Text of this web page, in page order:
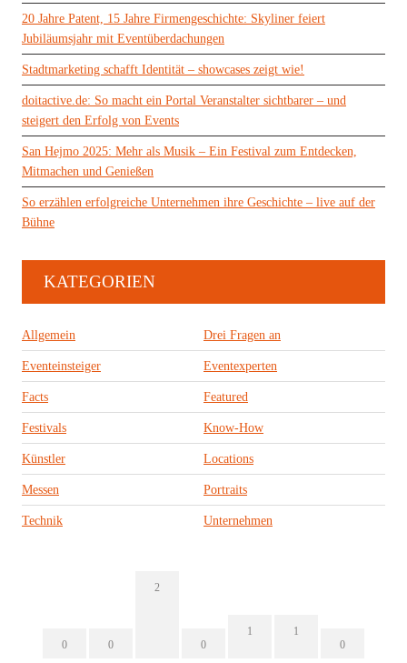
20 Jahre Patent, 15 Jahre Firmengeschichte: Skyliner feiert
Jubiläumsjahr mit Eventüberdachungen
Stadtmarketing schafft Identität – showcases zeigt wie!
doitactive.de: So macht ein Portal Veranstalter sichtbarer – und
steigert den Erfolg von Events
San Hejmo 2025: Mehr als Musik – Ein Festival zum Entdecken,
Mitmachen und Genießen
So erzählen erfolgreiche Unternehmen ihre Geschichte – live auf der
Bühne
KATEGORIEN
Allgemein Drei Fragen an
Eventeinsteiger Eventexperten
Facts Featured
Festivals Know-How
Künstler Locations
Messen Portraits
Technik Unternehmen
0 0
2
0
1
1
0